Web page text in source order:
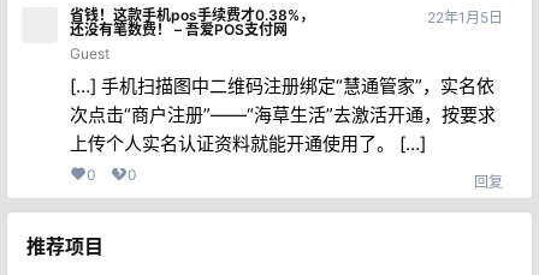
省钱！这款手机pos手续费才0.38%，
还没有笔数费！ – 吾爱POS支付网
Guest
22年1月5日
[…] 手机扫描图中二维码注册绑定“慧通管家”，实名依
次点击“商户注册”——“海草生活”去激活开通，按要求
上传个人实名认证资料就能开通使用了。 […]
0 0 回复
推荐项目